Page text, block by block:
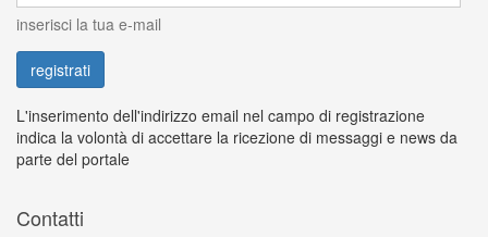
inserisci la tua e-mail
L'inserimento dell'indirizzo email nel campo di registrazione
indica la volontà di accettare la ricezione di messaggi e news da
parte del portale
Contatti